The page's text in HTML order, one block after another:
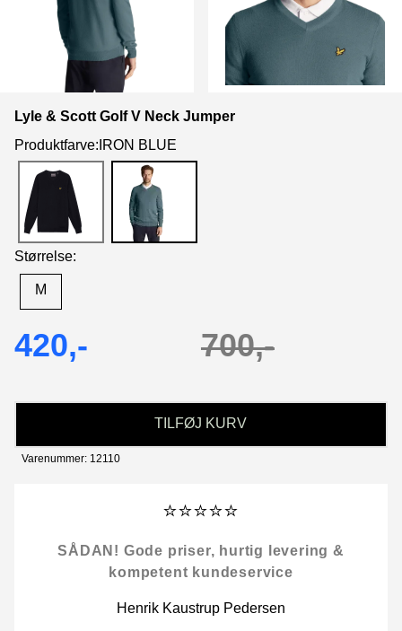
Lyle & Scott Golf V Neck Jumper
Produktfarve:IRON BLUE
Størrelse:
M
420,- 700,-
TILFØJ KURV
Varenummer: 12110
⭐⭐⭐⭐⭐
SÅDAN! Gode priser, hurtig levering &
kompetent kundeservice
Henrik Kaustrup Pedersen